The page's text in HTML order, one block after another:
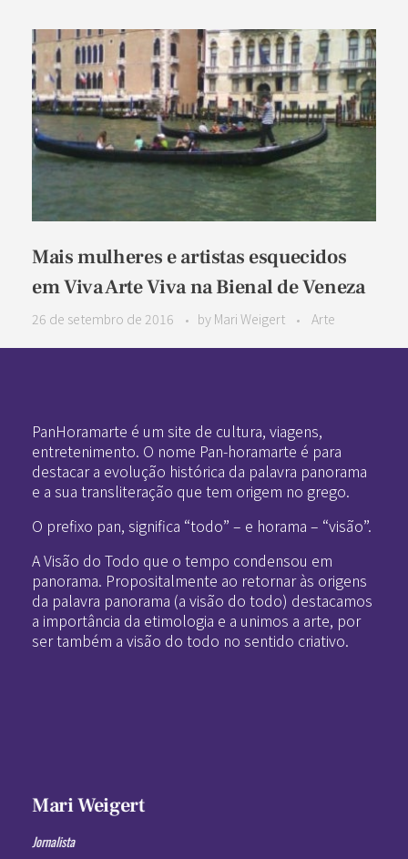
Mais mulheres e artistas esquecidos
em Viva Arte Viva na Bienal de Veneza
26 de setembro de 2016 by Mari Weigert Arte
PanHoramarte é um site de cultura, viagens,
entretenimento. O nome Pan-horamarte é para
destacar a evolução histórica da palavra panorama
e a sua transliteração que tem origem no grego.
O prefixo pan, significa “todo” – e horama – “visão”.
A Visão do Todo que o tempo condensou em
panorama. Propositalmente ao retornar às origens
da palavra panorama (a visão do todo) destacamos
a importância da etimologia e a unimos a arte, por
ser também a visão do todo no sentido criativo.
Mari Weigert
Jornalista